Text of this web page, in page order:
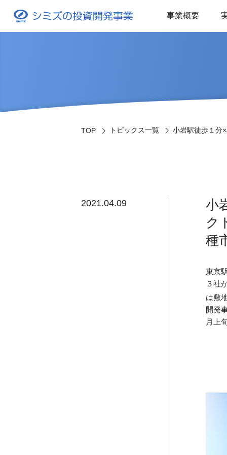
事業概要
TOP トピックス一覧 小岩駅徒歩１
2021.04.09
小
ク
種
東京
３社
は敷
開発
月上